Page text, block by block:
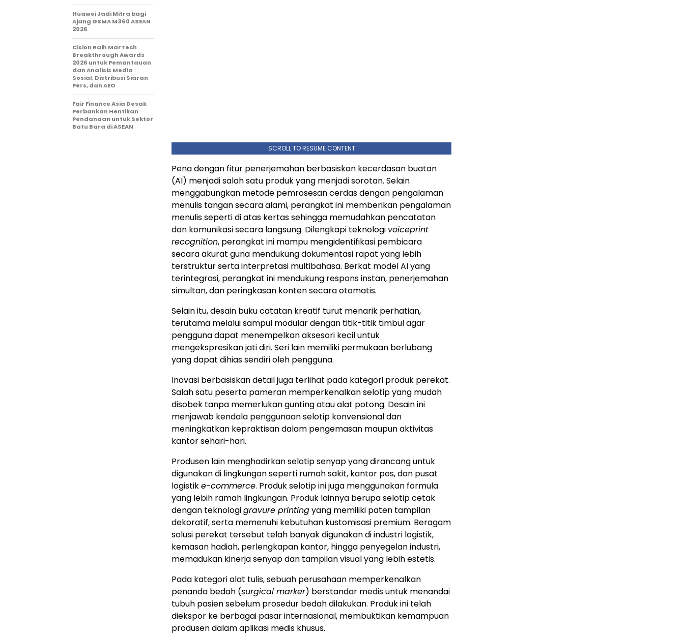
SCROLL TO RESUME CONTENT
Pena dengan fitur penerjemahan berbasiskan kecerdasan buatan
(AI) menjadi salah satu produk yang menjadi sorotan. Selain
menggabungkan metode pemrosesan cerdas dengan pengalaman
menulis tangan secara alami, perangkat ini memberikan pengalaman
menulis seperti di atas kertas sehingga memudahkan pencatatan
dan komunikasi secara langsung. Dilengkapi teknologi voiceprint
recognition, perangkat ini mampu mengidentifikasi pembicara
secara akurat guna mendukung dokumentasi rapat yang lebih
terstruktur serta interpretasi multibahasa. Berkat model AI yang
terintegrasi, perangkat ini mendukung respons instan, penerjemahan
simultan, dan peringkasan konten secara otomatis.
Selain itu, desain buku catatan kreatif turut menarik perhatian,
terutama melalui sampul modular dengan titik-titik timbul agar
pengguna dapat menempelkan aksesori kecil untuk
mengekspresikan jati diri. Seri lain memiliki permukaan berlubang
yang dapat dihias sendiri oleh pengguna.
Inovasi berbasiskan detail juga terlihat pada kategori produk perekat.
Salah satu peserta pameran memperkenalkan selotip yang mudah
disobek tanpa memerlukan gunting atau alat potong. Desain ini
menjawab kendala penggunaan selotip konvensional dan
meningkatkan kepraktisan dalam pengemasan maupun aktivitas
kantor sehari-hari.
Produsen lain menghadirkan selotip senyap yang dirancang untuk
digunakan di lingkungan seperti rumah sakit, kantor pos, dan pusat
logistike-commerce. Produk selotip ini juga menggunakan formula
yang lebih ramah lingkungan. Produk lainnya berupa selotip cetak
dengan teknologigravure printingyang memiliki paten tampilan
dekoratif, serta memenuhi kebutuhan kustomisasi premium. Beragam
solusi perekat tersebut telah banyak digunakan di industri logistik,
kemasan hadiah, perlengkapan kantor, hingga penyegelan industri,
memadukan kinerja senyap dan tampilan visual yang lebih estetis.
Pada kategori alat tulis, sebuah perusahaan memperkenalkan
penanda bedah (surgical marker) berstandar medis untuk menandai
tubuh pasien sebelum prosedur bedah dilakukan. Produk ini telah
diekspor ke berbagai pasar internasional, membuktikan kemampuan
produsen dalam aplikasi medis khusus.
Huawei Jadi Mitra bagi
Ajang GSMA M360 ASEAN
2026
Cision Raih MarTech
Breakthrough Awards
2026 untuk Pemantauan
dan Analisis Media
Sosial, Distribusi Siaran
Pers, dan AEO
Fair Finance Asia Desak
Perbankan Hentikan
Pendanaan untuk Sektor
Batu Bara di ASEAN